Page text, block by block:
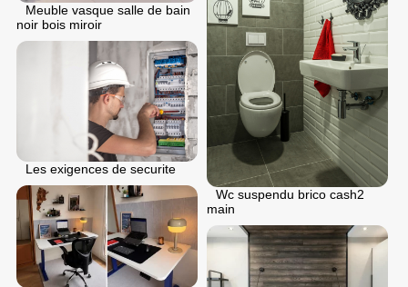
Meuble vasque salle de bain
noir bois miroir
Wc suspendu brico cash2
main
Les exigences de securite